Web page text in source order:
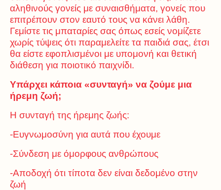
αληθινούς γονείς με συναισθήματα, γονείς που
επιτρέπουν στον εαυτό τους να κάνει λάθη.
Γεμίστε τις μπαταρίες σας όπως εσείς νομίζετε
χωρίς τύψεις ότι παραμελείτε τα παιδιά σας, έτσι
θα είστε εφοπλισμένοι με υπομονή και θετική
διάθεση για ποιοτικό παιχνίδι.
Υπάρχει κάποια «συνταγή» να ζούμε μια
ήρεμη ζωή;
Η συνταγή της ήρεμης ζωής:
-Ευγνωμοσύνη για αυτά που έχουμε
-Σύνδεση με όμορφους ανθρώπους
-Αποδοχή ότι τίποτα δεν είναι δεδομένο στην
ζωή